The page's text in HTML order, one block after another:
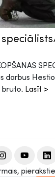
darbus
bruto. Lasīt >